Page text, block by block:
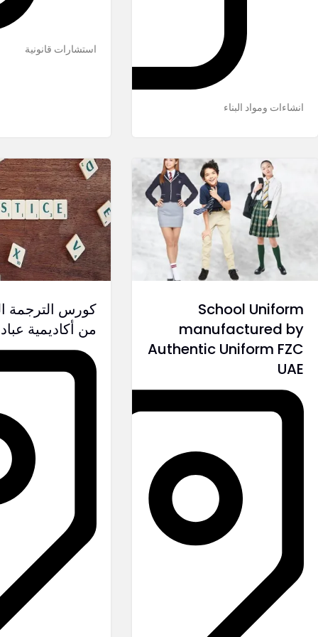
انشاءات ومواد البناء
استشارات قانونية
School Uniform
manufactured by
Authentic Uniform FZC
UAE
كورس الترجمة
من أكاديمية